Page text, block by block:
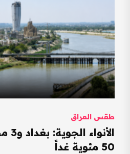
طقس العراق
50 مئوية غداً